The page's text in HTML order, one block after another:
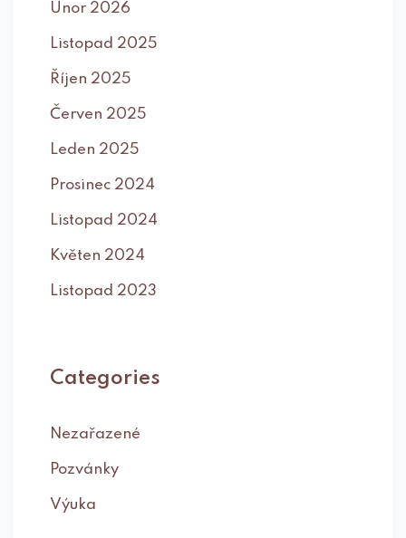
Únor 2026
Listopad 2025
Říjen 2025
Červen 2025
Leden 2025
Prosinec 2024
Listopad 2024
Květen 2024
Listopad 2023
Categories
Nezařazené
Pozvánky
Výuka